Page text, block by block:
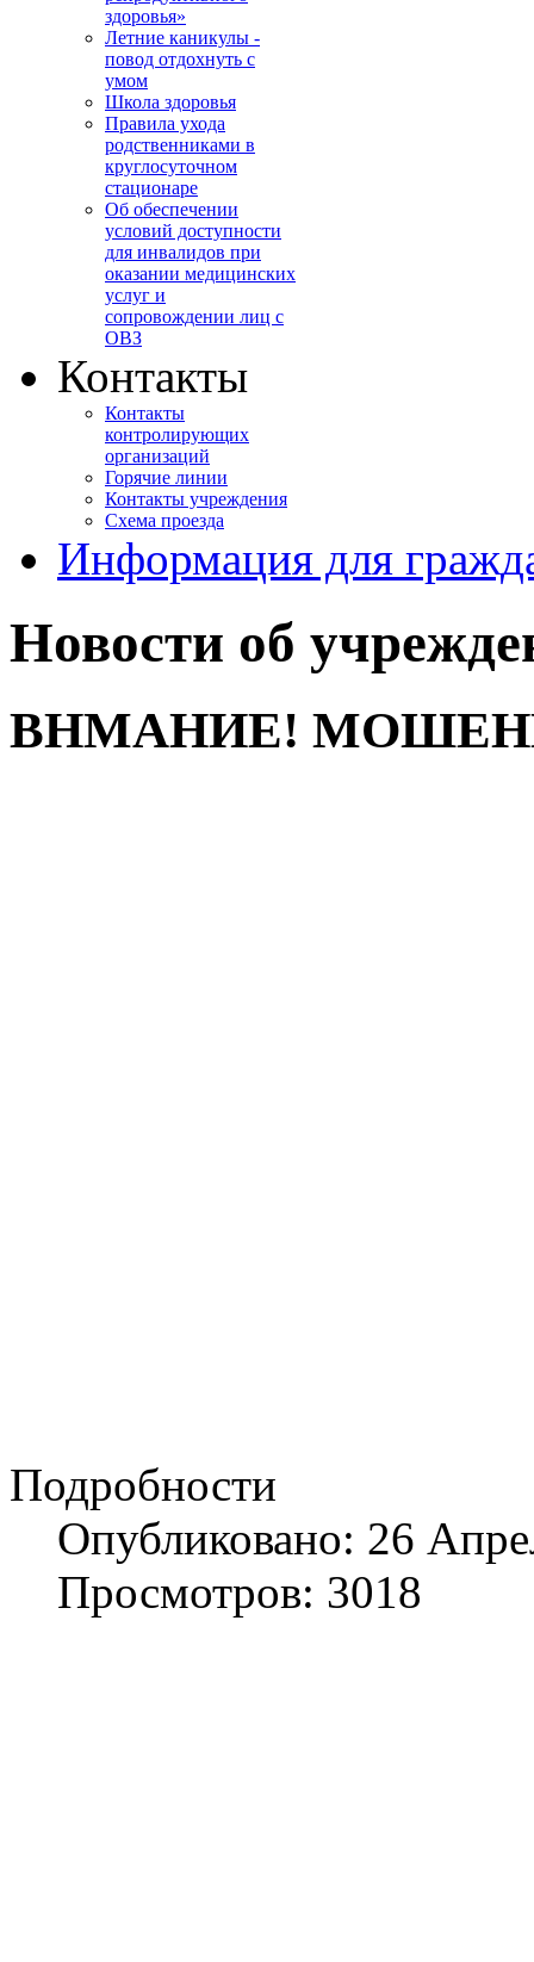
здоровья»
Летние каникулы -
повод отдохнуть с
умом
Школа здоровья
Правила ухода
родственниками в
круглосуточном
стационаре
Об обеспечении
условий доступности
для инвалидов при
оказании медицинских
услуг и
сопровождении лиц с
ОВЗ
Контакты
Контакты
контролирующих
организаций
Горячие линии
Контакты учреждения
Схема проезда
Информация для
Новости об
ВНМАНИЕ!
Подробности
Опубликовано: 26
Просмотров: 3018